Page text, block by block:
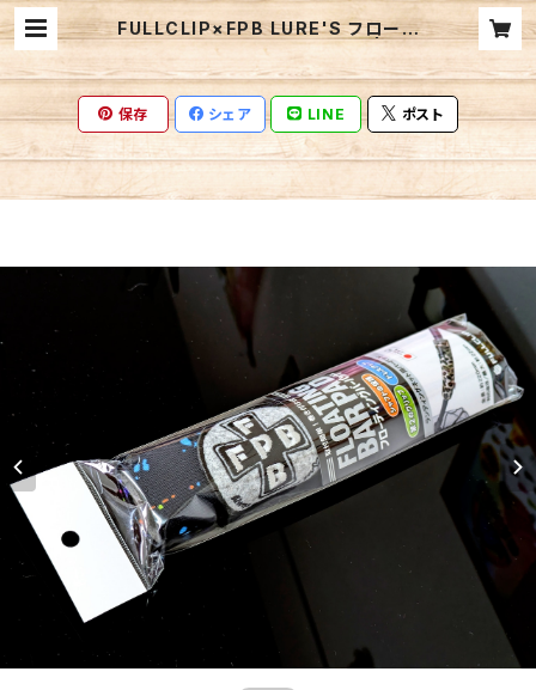
FULLCLIP×FPB LURE'S フローテ
ィングバーパッド スプラッシュ | FP
ベリーズ迦葉山／FPB LURE'S B
ASEWEBSHOP
保存 シェア LINE ポスト